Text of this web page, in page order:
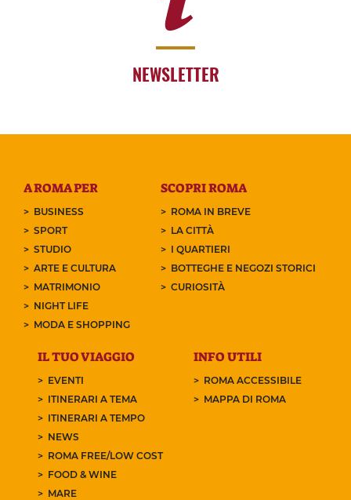
NEWSLETTER
A ROMA PER
BUSINESS
SPORT
STUDIO
ARTE E CULTURA
MATRIMONIO
NIGHT LIFE
MODA E SHOPPING
SCOPRI ROMA
ROMA IN BREVE
LA CITTÀ
I QUARTIERI
BOTTEGHE E NEGOZI STORICI
CURIOSITÀ
IL TUO VIAGGIO
EVENTI
ITINERARI A TEMA
ITINERARI A TEMPO
NEWS
ROMA FREE/LOW COST
FOOD & WINE
MARE
INFO UTILI
ROMA ACCESSIBILE
MAPPA DI ROMA